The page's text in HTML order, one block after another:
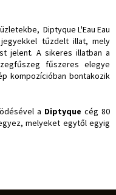
Diptyque L'Eau Eau
tűzdelt illat, mely
jelent. A sikeres illatban a
fűszeres elegye
kompozícióban bontakozik
a Diptyque cég 80
melyeket egytől egyig